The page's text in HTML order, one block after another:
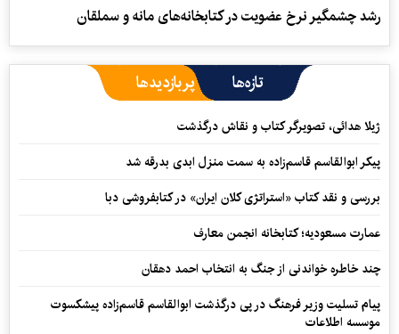
رشد چشمگیر نرخ عضویت در کتابخانه‌های مانه و سملقان
تازه‌ها پربازدیدها
ژیلا هدائی، تصویرگر کتاب و نقاش درگذشت
پیکر ابوالقاسم قاسم‌زاده به سمت منزل ابدی بدرقه شد
بررسی و نقد کتاب «استراتژی کلان ایران» در کتابفروشی دبا
عمارت مسعودیه؛ کتابخانه انجمن معارف
چند خاطره خواندنی از جنگ به انتخاب احمد دهقان
پیام تسلیت وزیر فرهنگ در پی درگذشت ابوالقاسم قاسم‌زاده پیشکسوت
موسسه اطلاعات